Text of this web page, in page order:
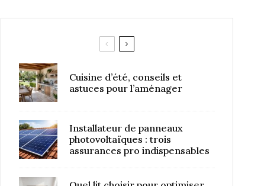
Cuisine d’été, conseils et
astuces pour l’aménager
Installateur de panneaux
photovoltaïques : trois
assurances pro indispensables